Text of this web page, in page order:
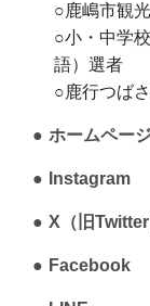
○鹿嶋市観
○小・中学
語）選者
○鹿行つば
ホームペー
Instagram
X（旧Twitter
Facebook